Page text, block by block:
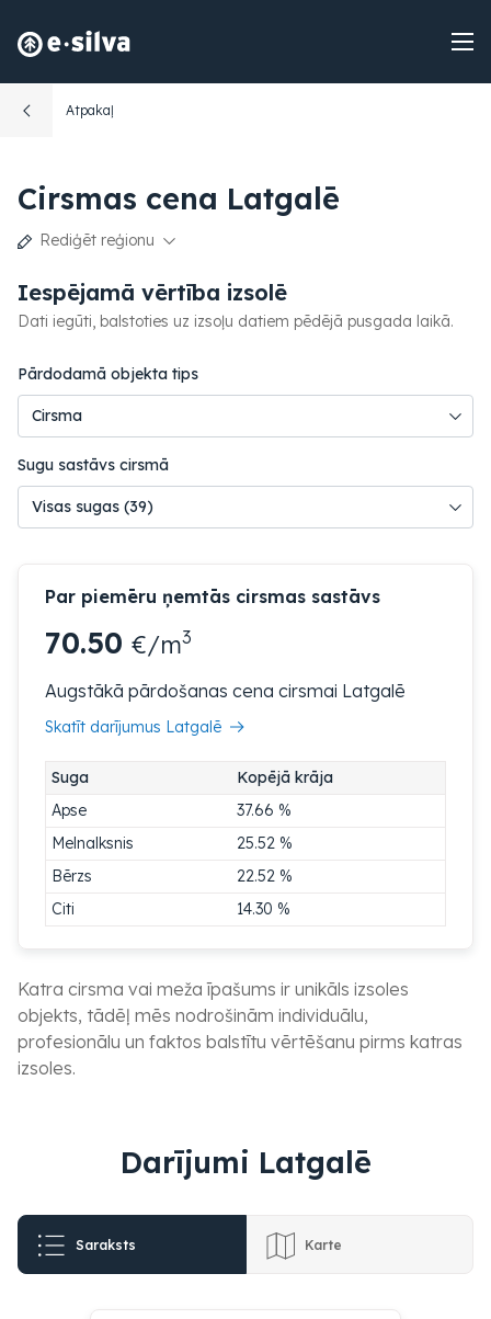
Atpakaļ
Cirsmas cena Latgalē
Rediģēt reģionu
Iespējamā vērtība izsolē
Dati iegūti, balstoties uz izsoļu datiem pēdējā pusgada laikā.
Pārdodamā objekta tips
Sugu sastāvs cirsmā
Par piemēru ņemtās cirsmas sastāvs
70.50 €/m3
Augstākā pārdošanas cena cirsmai Latgalē
Skatīt darījumus Latgalē
Suga
Kopējā krāja
Apse
37.66 %
Melnalksnis
25.52 %
Bērzs
22.52 %
Citi
14.30 %
Katra cirsma vai meža īpašums ir unikāls izsoles
objekts, tādēļ mēs nodrošinām individuālu,
profesionālu un faktos balstītu vērtēšanu pirms katras
izsoles.
Darījumi Latgalē
Saraksts Karte